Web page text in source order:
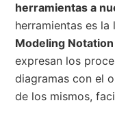
herramientas a
herramientas es la
Modeling Notation
expresan los
diagramas con el
de los mismos,